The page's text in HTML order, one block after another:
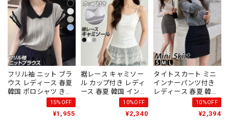
い 大人女子 [LS-
CGS053]
フリル袖 ニット ブラ
ウス レディース 春夏
韓国 ポロシャツ きれ
いめ 大人 フェミニン
かわいい ガーリー お
しゃれ 薄手 サマーニ
15%OFF
¥1,955
裾レース キャミソー
ル カップ付き レディ
ース 春夏 韓国 インナ
ー トップス きれいめ
おしゃれ 大人 かわい
い 重ね着 レイヤード
10%OFF
¥2,340
タイトスカート ミニ
インナーパンツ付き
レディース 春夏 韓国
通勤 ビジネス オフィ
ス きれいめ 大人 カジ
ュアル フェミニン ペ
10%OFF
¥2,394